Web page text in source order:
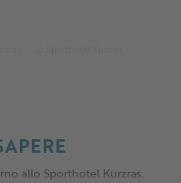
allo Sporthotel Kurzras.